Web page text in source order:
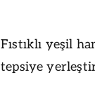
Fıstıklı yeşil
tepsiye